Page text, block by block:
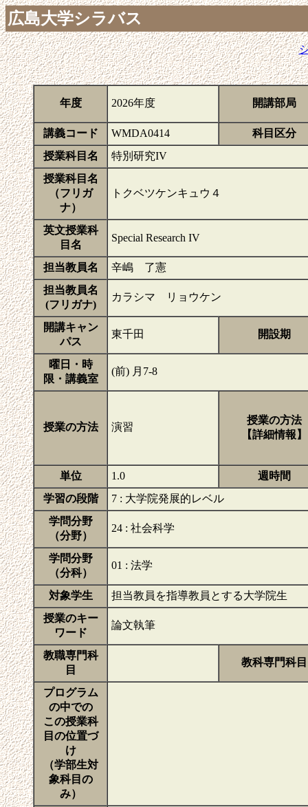
広島大学シラバス
年度 2026年度 開講部局
講義コード WMDA0414
科目区分
授業科目名
特別研究IV
授業科目名
（フリガ
ナ）
トクベツケンキュウ４
英文授業科
目名
Special Research IV
担当教員名
辛嶋 了憲
担当教員名
(フリガナ)
カラシマ リョウケン
開講キャン
パス
東千田 開設期
曜日・時
限・講義室
(前) 月7-8
授業の方法 演習
授業の方法
【詳細情報】
単位 1.0
週時間
学習の段階
7 : 大学院発展的レベル
学問分野
（分野）
24 : 社会科学
学問分野
（分科）
01 : 法学
対象学生
担当教員を指導教員とする大学院生
授業のキー
ワード
論文執筆
教職専門科
目
教科専門科目
プログラム
の中での
この授業科
目の位置づ
け
（学部生対
象科目の
み）